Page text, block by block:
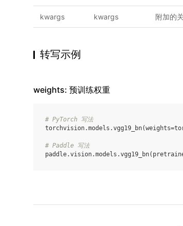
kwargs kwargs 附加的
转写示例
weights: 预训练权重
# PyTorch 写法
torchvision.models .vgg19_bn(weights=
# Paddle 写法
paddle.vision.models .vgg19_bn(